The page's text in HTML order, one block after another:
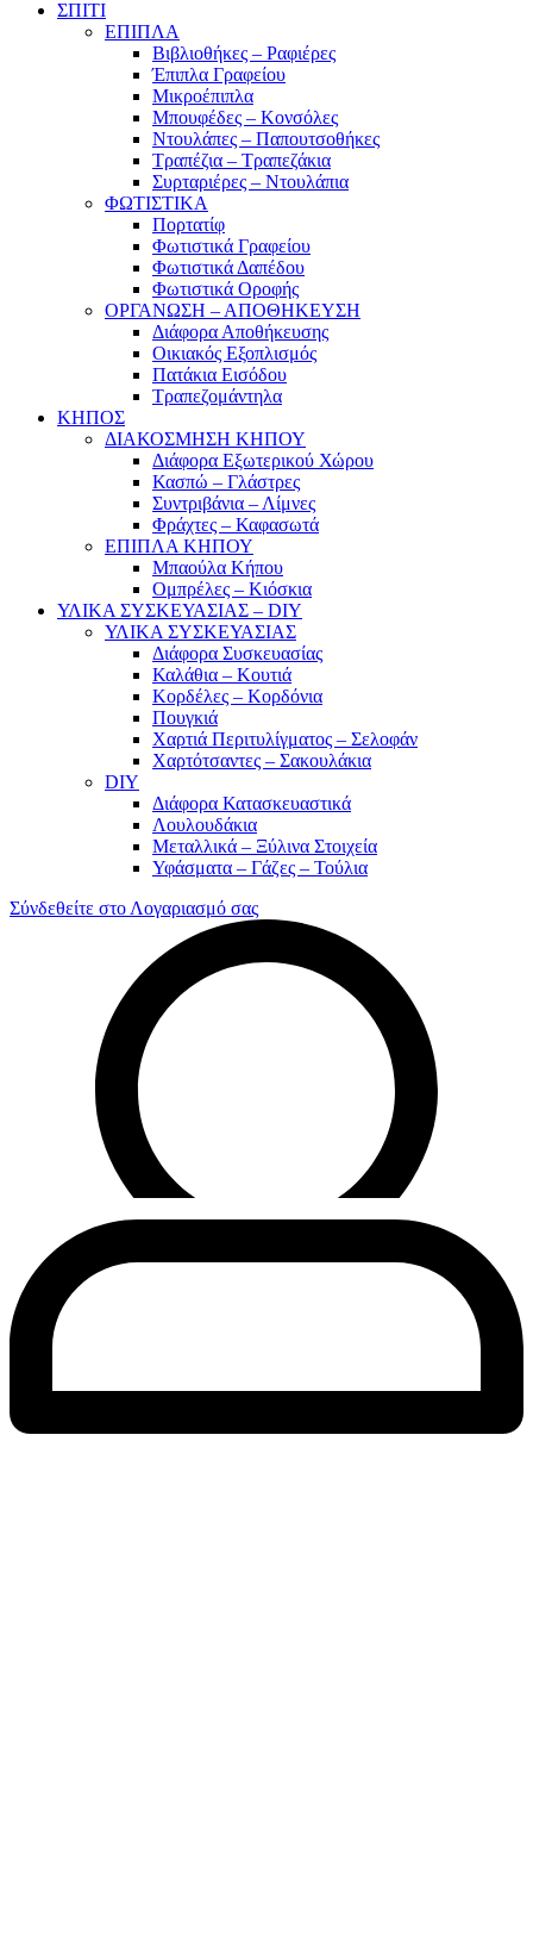
ΣΠΙΤΙ
ΕΠΙΠΛΑ
Βιβλιοθήκες – Ραφιέρες
Έπιπλα Γραφείου
Μικροέπιπλα
Μπουφέδες – Κονσόλες
Ντουλάπες – Παπουτσοθήκες
Τραπέζια – Τραπεζάκια
Συρταριέρες – Ντουλάπια
ΦΩΤΙΣΤΙΚΑ
Πορτατίφ
Φωτιστικά Γραφείου
Φωτιστικά Δαπέδου
Φωτιστικά Οροφής
ΟΡΓΑΝΩΣΗ – ΑΠΟΘΗΚΕΥΣΗ
Διάφορα Αποθήκευσης
Οικιακός Εξοπλισμός
Πατάκια Εισόδου
Τραπεζομάντηλα
ΚΗΠΟΣ
ΔΙΑΚΟΣΜΗΣΗ ΚΗΠΟΥ
Διάφορα Εξωτερικού Χώρου
Κασπώ – Γλάστρες
Συντριβάνια – Λίμνες
Φράχτες – Καφασωτά
ΕΠΙΠΛΑ ΚΗΠΟΥ
Μπαούλα Κήπου
Ομπρέλες – Κιόσκια
ΥΛΙΚΑ ΣΥΣΚΕΥΑΣΙΑΣ – DIY
ΥΛΙΚΑ ΣΥΣΚΕΥΑΣΙΑΣ
Διάφορα Συσκευασίας
Καλάθια – Κουτιά
Κορδέλες – Κορδόνια
Πουγκιά
Χαρτιά Περιτυλίγματος – Σελοφάν
Χαρτότσαντες – Σακουλάκια
DIY
Διάφορα Κατασκευαστικά
Λουλουδάκια
Μεταλλικά – Ξύλινα Στοιχεία
Υφάσματα – Γάζες – Τούλια
Σύνδεθείτε στο Λογαριασμό σας